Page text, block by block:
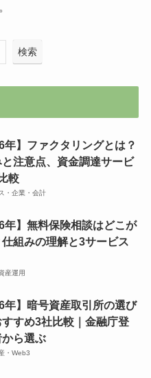
検索
年】ファクタリングとは？
注意点、資金調達サービ
較
・企業・会計
年】無料保険相談はどこが
組みの理解と3サービス
産運用
年】暗号資産取引所の選び
すめ3社比較｜金融庁登
ら選ぶ
・Web3